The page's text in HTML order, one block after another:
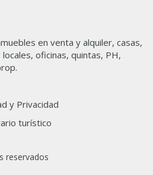
del Pilar - El Establo
en venta y alquiler, casas,
oficinas, quintas, PH,
y Privacidad
turístico
reservados